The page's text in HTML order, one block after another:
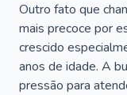
Outro fato que
mais precoce por
crescido
anos de idade. A
pressão para